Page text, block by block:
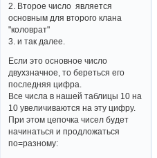
2. Второе число является
основным для второго клана
"коловрат"
3. и так далее.
Если это основное число
двухзначное, то береться его
последняя цифра.
Все числа в нашей таблицы 10 на
10 увеличиваются на эту цифру.
При этом цепочка чисел будет
начинаться и продложаться
по=разному: